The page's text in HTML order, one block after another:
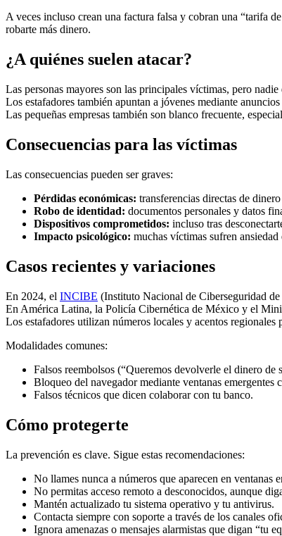
A veces incluso crean una factura falsa y cobran una “tarifa
robarte más dinero.
¿A quiénes suelen atacar?
Las personas mayores son las principales víctimas, pero nadie
Los estafadores también apuntan a jóvenes mediante
Las pequeñas empresas también son blanco frecuente,
Consecuencias para las víctimas
Las consecuencias pueden ser graves:
Pérdidas económicas: transferencias directas de
Robo de identidad: documentos personales y datos
Dispositivos comprometidos: incluso tras
Impacto psicológico: muchas víctimas sufren
Casos recientes y variaciones
En 2024, el INCIBE (Instituto Nacional de Ciberseguridad
En América Latina, la Policía Cibernética de México y el
Los estafadores utilizan números locales y acentos regionales
Modalidades comunes:
Falsos reembolsos (“Queremos devolverle el dinero de
Bloqueo del navegador mediante ventanas emergentes
Falsos técnicos que dicen colaborar con tu banco.
Cómo protegerte
La prevención es clave. Sigue estas recomendaciones:
No llames nunca a números que aparecen en ventanas
No permitas acceso remoto a desconocidos, aunque
Mantén actualizado tu sistema operativo y tu antivirus.
Contacta siempre con soporte a través de los canales
Ignora amenazas o mensajes alarmistas que digan “tu